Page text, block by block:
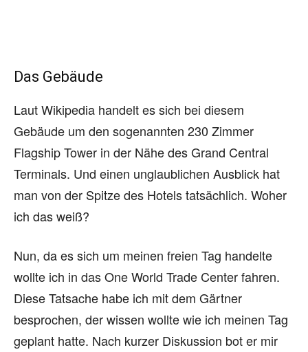
Das Gebäude
Laut Wikipedia handelt es sich bei diesem
Gebäude um den sogenannten 230 Zimmer
Flagship Tower in der Nähe des Grand Central
Terminals. Und einen unglaublichen Ausblick hat
man von der Spitze des Hotels tatsächlich. Woher
ich das weiß?
Nun, da es sich um meinen freien Tag handelte
wollte ich in das One World Trade Center fahren.
Diese Tatsache habe ich mit dem Gärtner
besprochen, der wissen wollte wie ich meinen Tag
geplant hatte. Nach kurzer Diskussion bot er mir